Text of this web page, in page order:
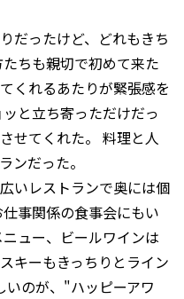
だったけど、どれもきち
ちも親切で初めて来た
くれるあたりが緊張感を
と立ち寄っただけだっ
せてくれた。 料理と人
ンだった。
いレストランで奥には個
事関係の食事会にもい
ュー、ビールワインは
キーもきっちりとライン
いのが、"ハッピーアワ